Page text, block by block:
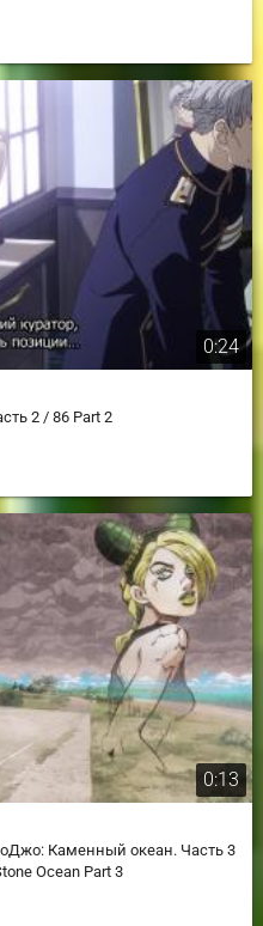
0:24
2 / 86 Part 2
0:13
Каменный океан. Часть 3
Ocean Part 3